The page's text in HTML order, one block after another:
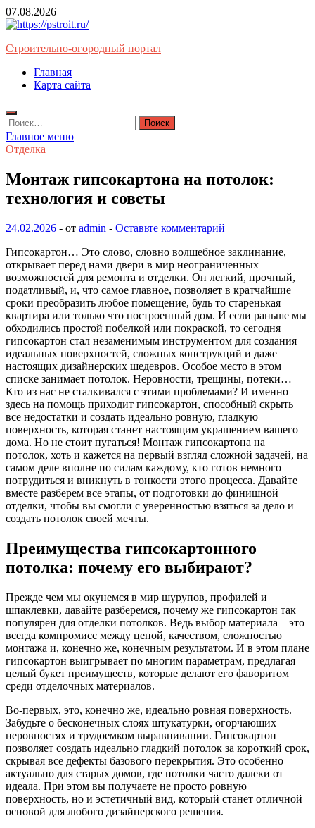
Перейти
к
07.08.2026
Строительно-огородный портал
Главная
Карта сайта
Найти:
Главное меню
Отделка
Монтаж гипсокартона на потолок:
технология и советы
24.02.2026 - от admin - Оставьте комментарий
Гипсокартон… Это слово, словно волшебное заклинание,
открывает перед нами двери в мир неограниченных
возможностей для ремонта и отделки. Он легкий, прочный,
податливый, и, что самое главное, позволяет в кратчайшие
сроки преобразить любое помещение, будь то старенькая
квартира или только что построенный дом. И если раньше мы
обходились простой побелкой или покраской, то сегодня
гипсокартон стал незаменимым инструментом для создания
идеальных поверхностей, сложных конструкций и даже
настоящих дизайнерских шедевров. Особое место в этом
списке занимает потолок. Неровности, трещины, потеки…
Кто из нас не сталкивался с этими проблемами? И именно
здесь на помощь приходит гипсокартон, способный скрыть
все недостатки и создать идеально ровную, гладкую
поверхность, которая станет настоящим украшением вашего
дома. Но не стоит пугаться! Монтаж гипсокартона на
потолок, хоть и кажется на первый взгляд сложной задачей, на
самом деле вполне по силам каждому, кто готов немного
потрудиться и вникнуть в тонкости этого процесса. Давайте
вместе разберем все этапы, от подготовки до финишной
отделки, чтобы вы смогли с уверенностью взяться за дело и
создать потолок своей мечты.
Преимущества гипсокартонного
потолка: почему его выбирают?
Прежде чем мы окунемся в мир шурупов, профилей и
шпаклевки, давайте разберемся, почему же гипсокартон так
популярен для отделки потолков. Ведь выбор материала – это
всегда компромисс между ценой, качеством, сложностью
монтажа и, конечно же, конечным результатом. И в этом плане
гипсокартон выигрывает по многим параметрам, предлагая
целый букет преимуществ, которые делают его фаворитом
среди отделочных материалов.
Во-первых, это, конечно же, идеально ровная поверхность.
Забудьте о бесконечных слоях штукатурки, огорчающих
неровностях и трудоемком выравнивании. Гипсокартон
позволяет создать идеально гладкий потолок за короткий срок,
скрывая все дефекты базового перекрытия. Это особенно
актуально для старых домов, где потолки часто далеки от
идеала. При этом вы получаете не просто ровную
поверхность, но и эстетичный вид, который станет отличной
основой для любого дизайнерского решения.